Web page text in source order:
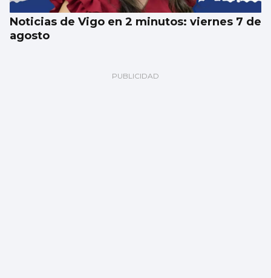
Noticias de Vigo en 2 minutos: viernes 7 de
agosto